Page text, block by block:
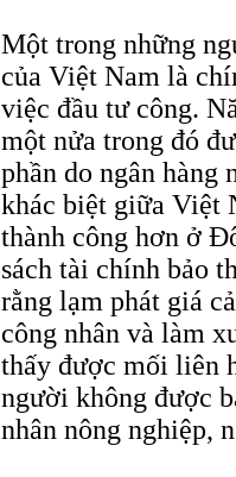
Một trong những
của Việt Nam là
việc đầu tư công.
một nửa trong đó
phần do ngân hàng
khác biệt giữa Việt
thành công hơn ở
sách tài chính bảo
rằng lạm phát giá
công nhân và làm
thấy được mối liên
người không được
nhân nông nghiệp,